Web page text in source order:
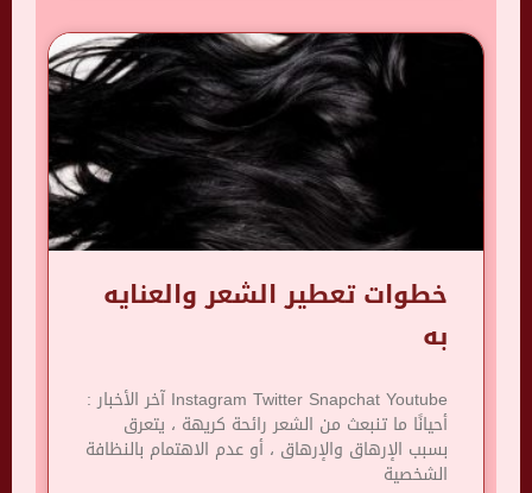
خطوات تعطير الشعر والعنايه
به
Instagram Twitter Snapchat Youtube آخر الأخبار :
أحيانًا ما تنبعث من الشعر رائحة كريهة ، يتعرق
بسبب الإرهاق والإرهاق ، أو عدم الاهتمام بالنظافة
الشخصية